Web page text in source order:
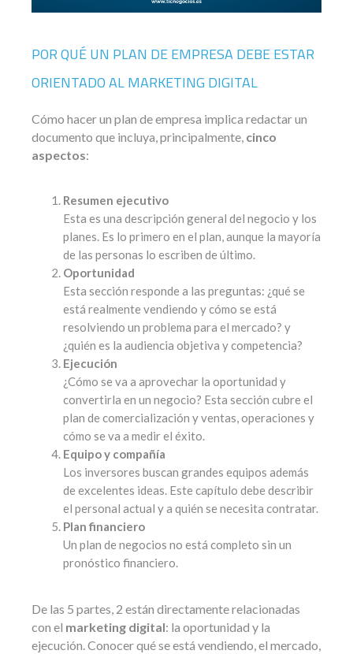
POR QUÉ UN PLAN DE EMPRESA DEBE ESTAR
ORIENTADO AL MARKETING DIGITAL
Cómo hacer un plan de empresa implica redactar un
documento que incluya, principalmente, cinco
aspectos:
Resumen ejecutivo
Esta es una descripción general del negocio y los
planes. Es lo primero en el plan, aunque la mayoría
de las personas lo escriben de último.
Oportunidad
Esta sección responde a las preguntas: ¿qué se
está realmente vendiendo y cómo se está
resolviendo un problema para el mercado? y
¿quién es la audiencia objetiva y competencia?
Ejecución
¿Cómo se va a aprovechar la oportunidad y
convertirla en un negocio? Esta sección cubre el
plan de comercialización y ventas, operaciones y
cómo se va a medir el éxito.
Equipo y compañía
Los inversores buscan grandes equipos además
de excelentes ideas. Este capítulo debe describir
el personal actual y a quién se necesita contratar.
Plan financiero
Un plan de negocios no está completo sin un
pronóstico financiero.
De las 5 partes, 2 están directamente relacionadas
con el marketing digital: la oportunidad y la
ejecución. Conocer qué se está vendiendo, el mercado,